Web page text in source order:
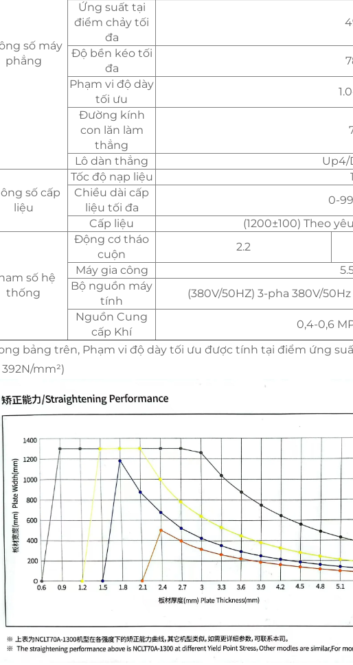
số máy
phẳng
Ứng suất tại
điểm chảy tối
đa
Độ bền kéo tối
đa
Phạm vi độ dày
tối ưu
Đường kính
con lăn làm
thẳng
Lô dàn thẳng Up4/
số cấp
liệu
Tốc độ nạp liệu
Chiều dài cấp
liệu tối đa
0-
Cấp liệu
(1200±100) Theo
số hệ
thống
Động cơ tháo
cuộn
2.2
Máy gia công
Bộ nguồn máy
tính
(380V/50HZ) 3-pha 380V/
Nguồn Cung
cấp Khí
0,4-0,6
bảng trên, Phạm vi độ dày tối ưu được tính tại điểm ứng
mm²)